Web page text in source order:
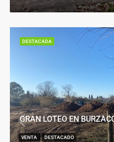
GRAN LOTEO EN
VENTA DESTACADO
DESTACADA